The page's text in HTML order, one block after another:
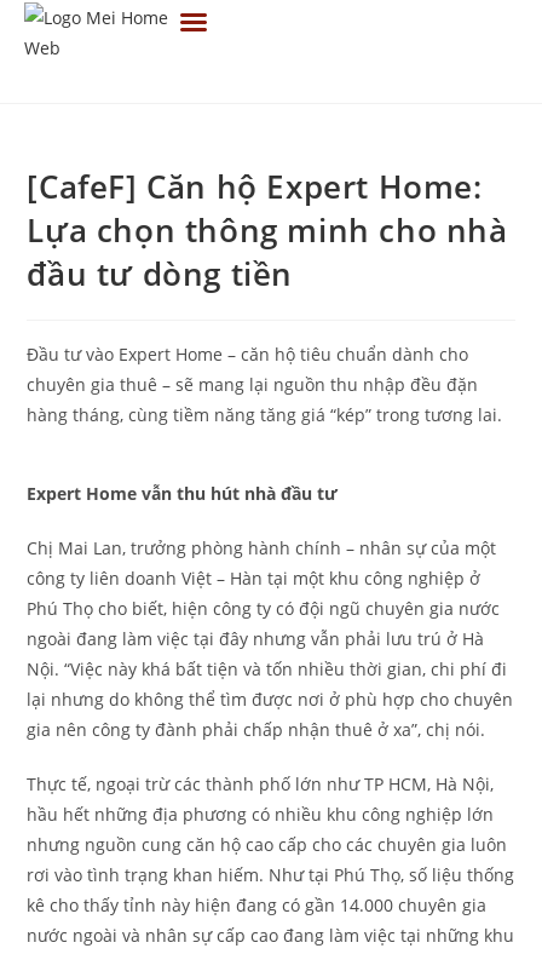
[CafeF] Căn hộ Expert Home:
Lựa chọn thông minh cho nhà
đầu tư dòng tiền
Đầu tư vào Expert Home – căn hộ tiêu chuẩn dành cho
chuyên gia thuê – sẽ mang lại nguồn thu nhập đều đặn
hàng tháng, cùng tiềm năng tăng giá “kép” trong tương lai.
Expert Home vẫn thu hút nhà đầu tư
Chị Mai Lan, trưởng phòng hành chính – nhân sự của một
công ty liên doanh Việt – Hàn tại một khu công nghiệp ở
Phú Thọ cho biết, hiện công ty có đội ngũ chuyên gia nước
ngoài đang làm việc tại đây nhưng vẫn phải lưu trú ở Hà
Nội. “Việc này khá bất tiện và tốn nhiều thời gian, chi phí đi
lại nhưng do không thể tìm được nơi ở phù hợp cho chuyên
gia nên công ty đành phải chấp nhận thuê ở xa”, chị nói.
Thực tế, ngoại trừ các thành phố lớn như TP HCM, Hà Nội,
hầu hết những địa phương có nhiều khu công nghiệp lớn
nhưng nguồn cung căn hộ cao cấp cho các chuyên gia luôn
rơi vào tình trạng khan hiếm. Như tại Phú Thọ, số liệu thống
kê cho thấy tỉnh này hiện đang có gần 14.000 chuyên gia
nước ngoài và nhân sự cấp cao đang làm việc tại những khu